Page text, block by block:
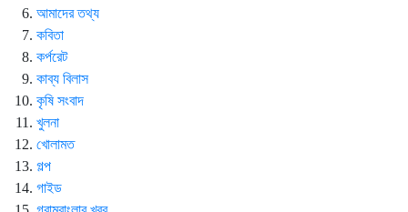
আমাদের তথ্য
কবিতা
কর্পরেট
কাব্য বিলাস
কৃষি সংবাদ
খুলনা
খোলামত
গল্প
গাইড